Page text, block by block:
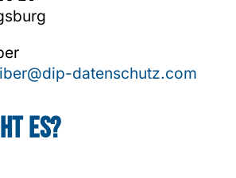
datenschutz.com
es?